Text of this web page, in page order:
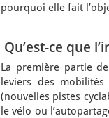
pourquoi elle fait
Qu’est-ce que
La première partie
leviers des
(nouvelles pistes
le vélo ou